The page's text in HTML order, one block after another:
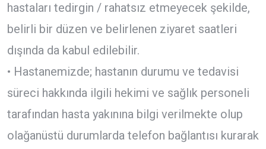
hastaları tedirgin / rahatsız etmeyecek şekilde,
belirli bir düzen ve belirlenen ziyaret saatleri
dışında da kabul edilebilir.
• Hastanemizde; hastanın durumu ve tedavisi
süreci hakkında ilgili hekimi ve sağlık personeli
tarafından hasta yakınına bilgi verilmekte olup
olağanüstü durumlarda telefon bağlantısı kurarak